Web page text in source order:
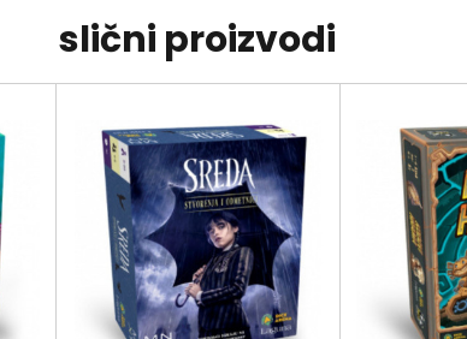
slični proizvodi